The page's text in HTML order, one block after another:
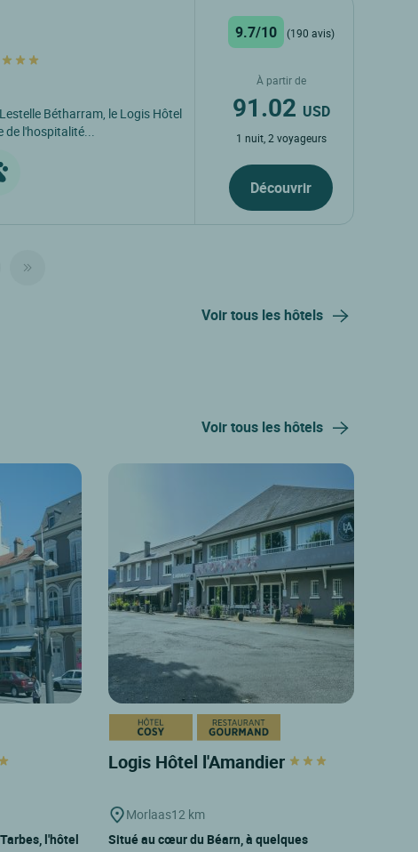
Bétharram, le Logis Hôtel
de l'hospitalité...
9.7/10 (190 avis)
À partir de
91.02 USD
1 nuit, 2 voyageurs
Découvrir
Voir tous les hôtels
Voir tous les hôtels
l'hôtel
Logis Hôtel l'Amandier
Morlaas12 km
Situé au cœur du Béarn, à quelques